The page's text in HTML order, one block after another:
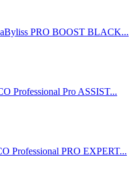
PRO BOOST BLACK...
Professional Pro ASSIST...
Professional PRO EXPERT...